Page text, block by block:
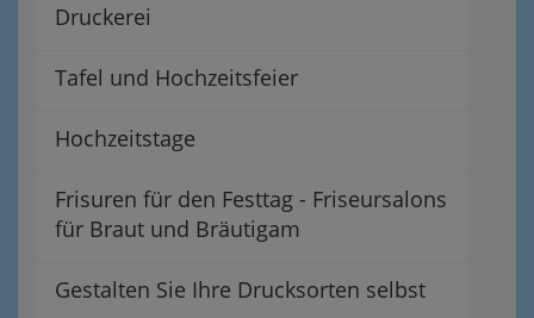
Druckerei
Tafel und Hochzeitsfeier
Hochzeitstage
Frisuren für den Festtag - Friseursalons
für Braut und Bräutigam
Gestalten Sie Ihre Drucksorten selbst